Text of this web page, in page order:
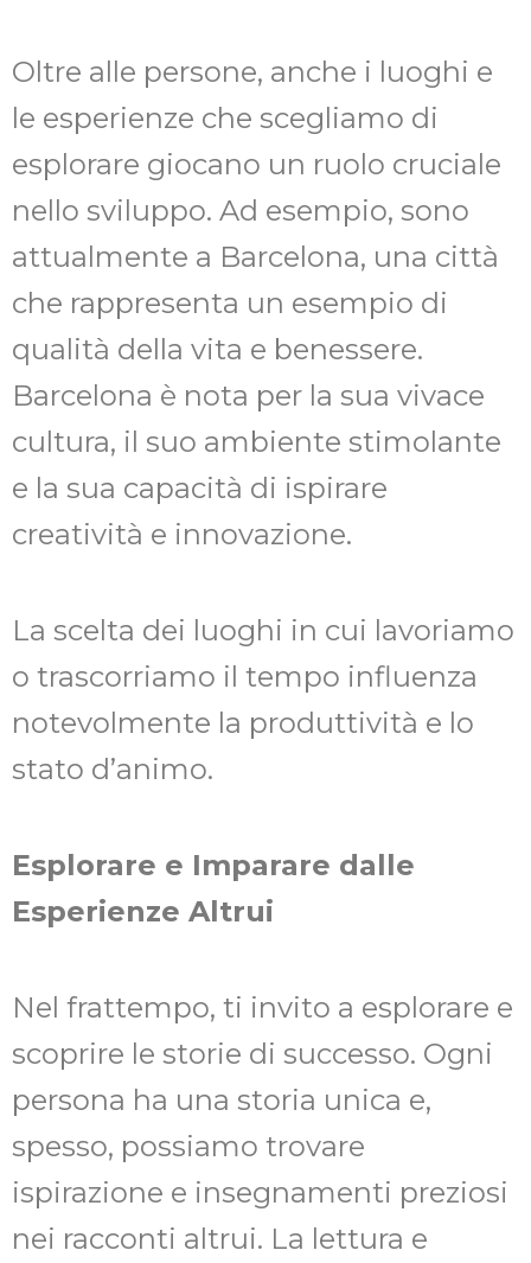
Oltre alle persone, anche i luoghi e
le esperienze che scegliamo di
esplorare giocano un ruolo cruciale
nello sviluppo. Ad esempio, sono
attualmente a Barcelona, una città
che rappresenta un esempio di
qualità della vita e benessere.
Barcelona è nota per la sua vivace
cultura, il suo ambiente stimolante
e la sua capacità di ispirare
creatività e innovazione.
La scelta dei luoghi in cui lavoriamo
o trascorriamo il tempo influenza
notevolmente la produttività e lo
stato d’animo.
Esplorare e Imparare dalle
Esperienze Altrui
Nel frattempo, ti invito a esplorare e
scoprire le storie di successo. Ogni
persona ha una storia unica e,
spesso, possiamo trovare
ispirazione e insegnamenti preziosi
nei racconti altrui. La lettura e